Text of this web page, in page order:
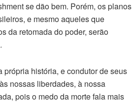
se dão bem. Porém, os planos
e mesmo aqueles que
da retomada do poder, serão
história, e condutor de seus
nossas liberdades, à nossa
pois o medo da morte fala mais